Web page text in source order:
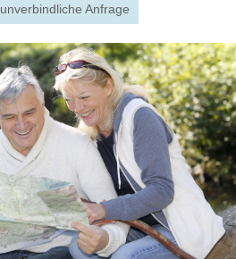
unverbindliche Anfrage